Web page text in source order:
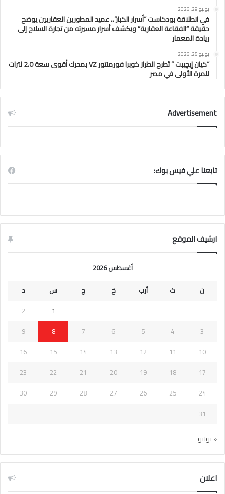
يوليو 29, 2026
في انطلاقة بودكاست “أسرار الكبار”.. عميد المطورين العقاريين يوضح
حقيقة “الفقاعة العقارية” ويكشف أسرار مسيرته من تجارة السلاح إلى
ريادة المعمار
يوليو 25, 2026
“كيان إيچيبت ” تَطرح الطراز كوبرا فورمنتور VZ بمحرك أقوى سعة 2.0 لترات
للمرة الأولى في مصر
Advertisement
تابعنا علي فيس بوك:
ارشيف الموقع
أغسطس 2026
ن
ث أرب خ ج س
د
1
2
3
4
5
6
7
8
9
10
11
12
13
14
15
16
17
18
19
20
21
22
23
24
25
26
27
28
29
30
31
« يوليو
اعلان